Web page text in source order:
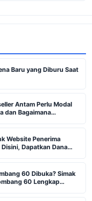
Baru yang Diburu Saat
Antam Perlu Modal
dan Bagaimana
Website Penerima
Disini, Dapatkan Dana
60 Dibuka? Simak
60 Lengkap